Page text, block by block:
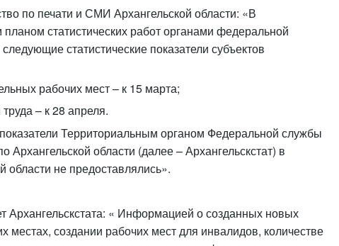
по печати и СМИ Архангельской области: «В
статистических работ органами федеральной
статистические показатели субъектов
рабочих мест – к 15 марта;
– к 28 апреля.
Территориальным органом Федеральной службы
Архангельской области (далее – Архангельскстат) в
области не предоставлялись».
Архангельскстата: « Информацией о созданных новых
местах, создании рабочих мест для инвалидов, количестве